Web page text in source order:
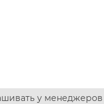
у менеджеров